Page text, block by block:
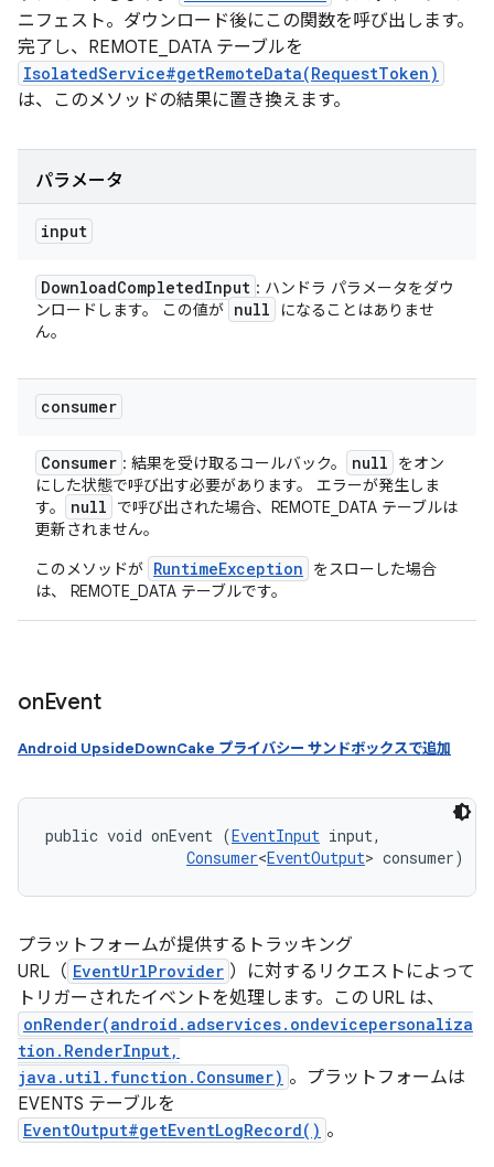
ニフェスト。ダウンロード後にこの関数を呼び出します。
完了し、REMOTE_DATA テーブルを
IsolatedService#getRemoteData(RequestToken)
は、このメソッドの結果に置き換えます。
パラメータ
input
DownloadCompletedInput : ハンドラ パラメータをダウ
ンロードします。 この値が null
になることはありませ
ん。
consumer
Consumer : 結果を受け取るコールバック。 null
をオン
にした状態で呼び出す必要があります。 エラーが発生しま
す。
null
で呼び出された場合、REMOTE_DATA テーブルは
更新されません。
このメソッドが RuntimeException
をスローした場合
は、 REMOTE_DATA テーブルです。
onEvent
Android UpsideDownCake プライバシー サンドボックスで追加
public void onEvent (EventInput input,
Consumer<EventOutput> consumer)
プラットフォームが提供するトラッキング
URL（ EventUrlProvider ）に対するリクエストによって
トリガーされたイベントを処理します。この URL は、
onRender(android.adservices.ondevicepersonaliza
tion.RenderInput,
java.util.function.Consumer) 。プラットフォームは
EVENTS テーブルを
EventOutput#getEventLogRecord() 。